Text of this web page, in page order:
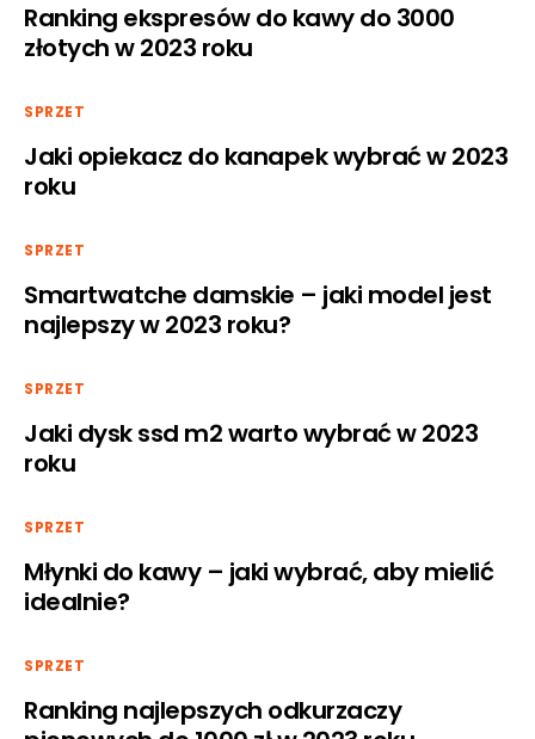
Ranking ekspresów do kawy do 3000
złotych w 2023 roku
SPRZET
Jaki opiekacz do kanapek wybrać w 2023
roku
SPRZET
Smartwatche damskie – jaki model jest
najlepszy w 2023 roku?
SPRZET
Jaki dysk ssd m2 warto wybrać w 2023
roku
SPRZET
Młynki do kawy – jaki wybrać, aby mielić
idealnie?
SPRZET
Ranking najlepszych odkurzaczy